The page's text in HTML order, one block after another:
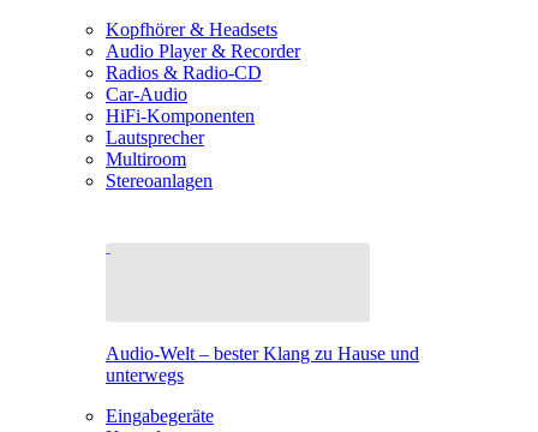
Kopfhörer & Headsets
Audio Player & Recorder
Radios & Radio-CD
Car-Audio
HiFi-Komponenten
Lautsprecher
Multiroom
Stereoanlagen
Audio-Welt – bester Klang zu Hause und
unterwegs
Eingabegeräte